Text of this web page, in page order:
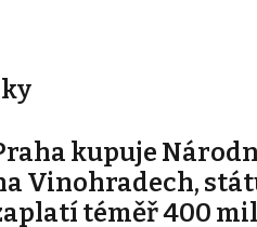
kupuje
Vinohradech,
téměř 400